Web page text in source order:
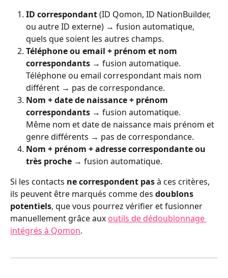
ID correspondant (ID Qomon, ID NationBuilder,
ou autre ID externe) → fusion automatique,
quels que soient les autres champs.
Téléphone ou email + prénom et nom
correspondants → fusion automatique.
Téléphone ou email correspondant mais nom
différent → pas de correspondance.
Nom + date de naissance + prénom
correspondants → fusion automatique.
Même nom et date de naissance mais prénom et
genre différents → pas de correspondance.
Nom + prénom + adresse correspondante ou
très proche → fusion automatique.
Si les contacts ne correspondent pas à ces critères,
ils peuvent être marqués comme des doublons
potentiels, que vous pourrez vérifier et fusionner
manuellement grâce aux outils de dédoublonnage
intégrés à Qomon.